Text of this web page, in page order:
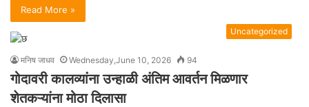
Read More »
Uncategorized
मनिष जाधव Wednesday,June 10, 2026 94
गोदावरी कालव्यांना उन्हाळी अंतिम आवर्तन मिळणार
शेतकऱ्यांना मोठा दिलासा